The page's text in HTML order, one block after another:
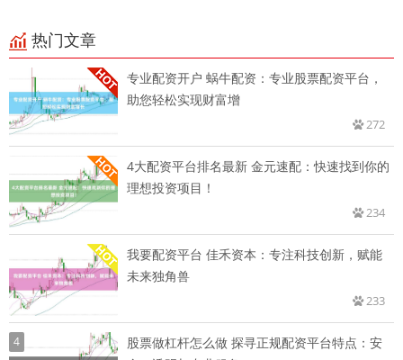
热门文章
专业配资开户 蜗牛配资：专业股票配资平台，
助您轻松实现财富增
272
4大配资平台排名最新 金元速配：快速找到你的
理想投资项目！
234
我要配资平台 佳禾资本：专注科技创新，赋能
未来独角兽
233
4
股票做杠杆怎么做 探寻正规配资平台特点：安